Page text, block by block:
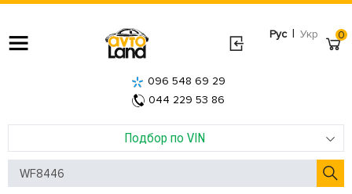
Рус | Укр
Подбор по VIN
096 548 69 29
044 229 53 86
0